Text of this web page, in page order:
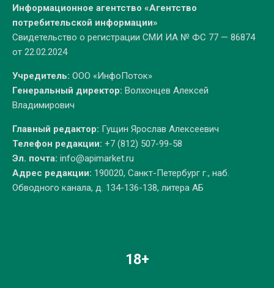
Информационное агентство «Агентство
потребительской информации»
Свидетельство о регистрации СМИ ИА № ФС 77 — 86874
от 22.02.2024
Учредитель: ООО «ИнфоПоток»
Генеральный директор: Волхонцев Алексей
Владимирович
Главный редактор: Гущин Ярослав Алексеевич
Телефон редакции: +7 (812) 507-99-58
Эл. почта: info@apimarket.ru
Адрес редакции: 190020, Санкт-Петербург г., наб.
Обводного канала, д. 134-136-138, литера АБ
18+